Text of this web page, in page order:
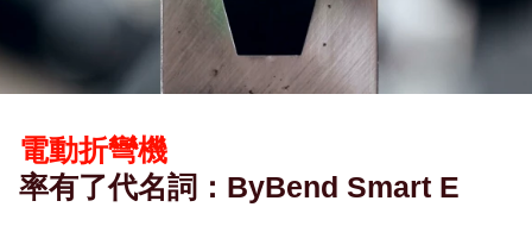
電動折彎機
率有了代名詞：ByBend Smart E